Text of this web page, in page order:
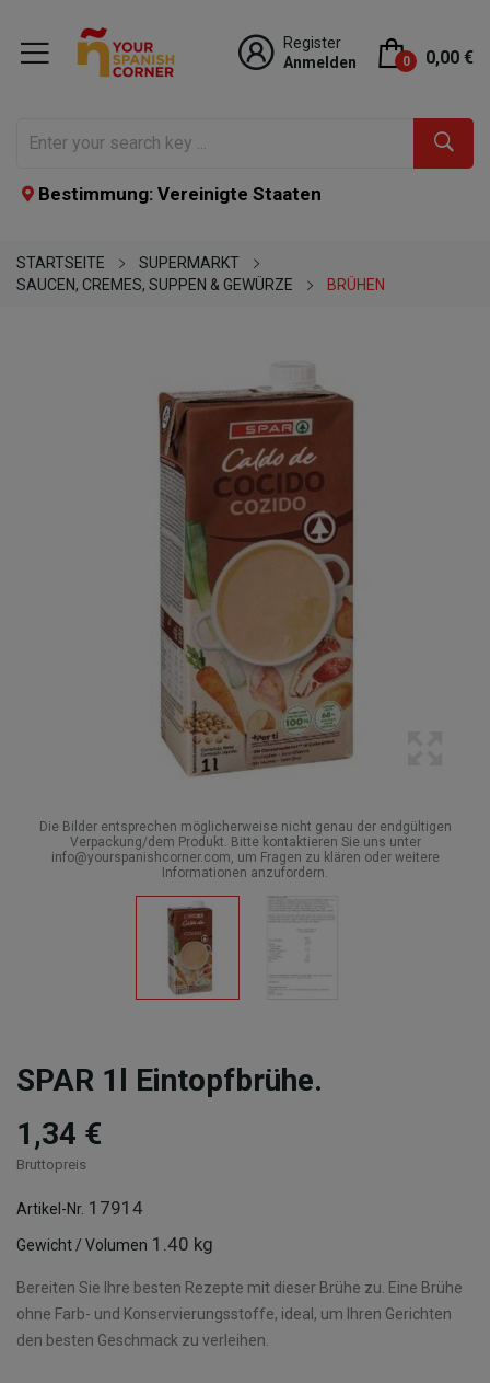
Register
Anmelden
0 0,00 €
Bestimmung: Vereinigte Staaten
STARTSEITE
SUPERMARKT
SAUCEN, CREMES, SUPPEN & GEWÜRZE
BRÜHEN
Die Bilder entsprechen möglicherweise nicht genau der endgültigen
Verpackung/dem Produkt. Bitte kontaktieren Sie uns unter
info@yourspanishcorner.com, um Fragen zu klären oder weitere
Informationen anzufordern.
SPAR 1l Eintopfbrühe.
1,34 €
Bruttopreis
Artikel-Nr. 17914
Gewicht / Volumen 1.40 kg
Bereiten Sie Ihre besten Rezepte mit dieser Brühe zu. Eine Brühe
ohne Farb- und Konservierungsstoffe, ideal, um Ihren Gerichten
den besten Geschmack zu verleihen.